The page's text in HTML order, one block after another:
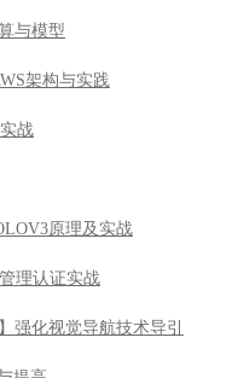
与模型
架构与实践
战
原理及实战
管理认证实战
强化视觉导航技术导引